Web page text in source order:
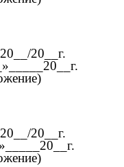
20__г.
20__г.